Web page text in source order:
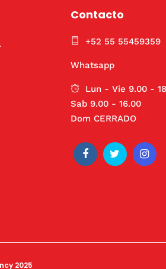
Contacto
+52 55 55459359
Whatsapp
Lun - Vie 9.00 -
Sab 9.00 - 16.00
Dom CERRADO
2025